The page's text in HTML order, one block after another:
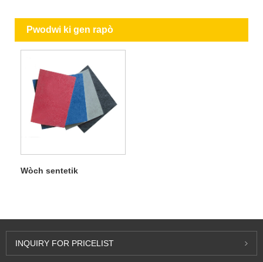
Pwodwi ki gen rapò
Wòch sentetik
INQUIRY FOR PRICELIST